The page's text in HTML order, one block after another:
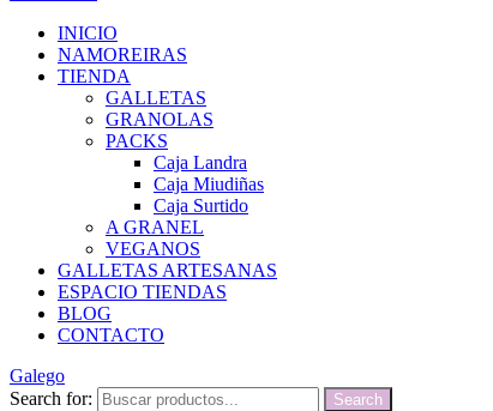
INICIO
NAMOREIRAS
TIENDA
GALLETAS
GRANOLAS
PACKS
Caja Landra
Caja Miudiñas
Caja Surtido
A GRANEL
VEGANOS
GALLETAS ARTESANAS
ESPACIO TIENDAS
BLOG
CONTACTO
Galego
Search for:
Search